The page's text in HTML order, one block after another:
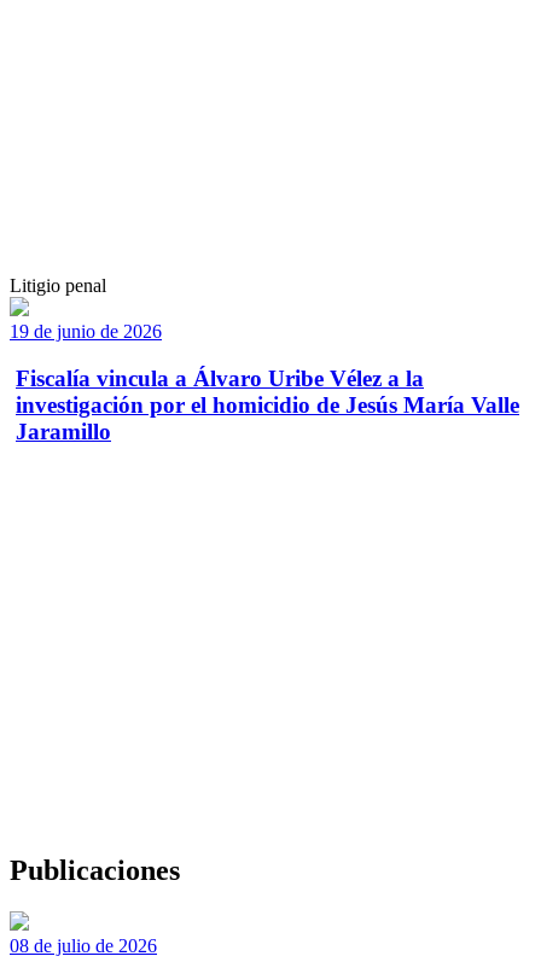
Litigio penal
19 de junio de 2026
Fiscalía vincula a Álvaro Uribe Vélez a la
investigación por el homicidio de Jesús María Valle
Jaramillo
Publicaciones
08 de julio de 2026